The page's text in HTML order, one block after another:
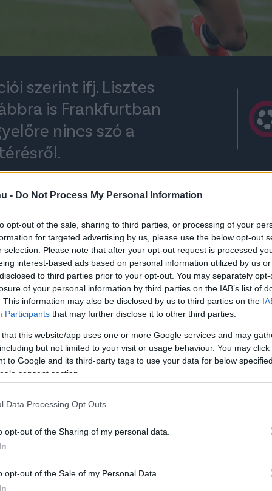
- Do Not Process My Personal Information
opt-out of the sale, sharing to third parties, or processing of your
for targeted advertising by us, please use the below opt-out
selection. Please note that after your opt-out request is processed
interest-based ads based on personal information utilized by us
to third parties prior to your opt-out. You may separately
of your personal information by third parties on the IAB’s list of
This information may also be disclosed by us to third parties on the
Participants that may further disclose it to other third parties.
that this website/app uses one or more Google services and may
but not limited to your visit or usage behaviour. You may
to Google and its third-party tags to use your data for below
consent section.
Data Processing Opt Outs
opt-out of the Sharing of my personal data.
opt-out of the Sale of my Personal Data.
szerint ifj. Lisztes
is Frankfurtban
nincs szó a
ifj. Lisztes Krisztiánátigazolását az
érkező támadóban komoly potenciált
azonban nem sikerült igazán megragadnia a
– U21-es – csapatban kapott
hátráltatta a fejlődését.
lehetett hallani a jövőjével
adott okot. Az utóbbi
látott napvilágot a futballberkekben
visszatérhet a Fradihoz – legalábbis
jól látható, hogy a Ferencváros több
többek ügyében is tárgyalásban állnak, és
szezonja után akár kézenfekvő is
teljesíthetné a magyar
a tehetség pedig újraépíthetné magát